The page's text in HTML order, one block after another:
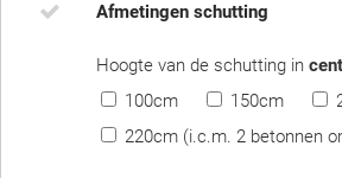
Afmetingen schutting
Hoogte van de schutting in
100cm
150cm
220cm (i.c.m. 2 betonnen